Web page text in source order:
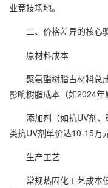
业竞技场地。
二、价格差异的核心
原材料成本
聚氨酯树脂占材料总
影响树脂成本（如2024年
添加剂（如抗UV剂、
类抗UV剂单价达10-15万
生产工艺
常规热固化工艺成本